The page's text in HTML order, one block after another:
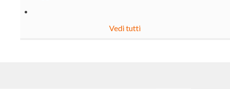
Vedi tutti